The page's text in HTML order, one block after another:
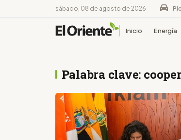
sábado, 08 de agosto de 2026
Inicio Energía
Palabra clave: